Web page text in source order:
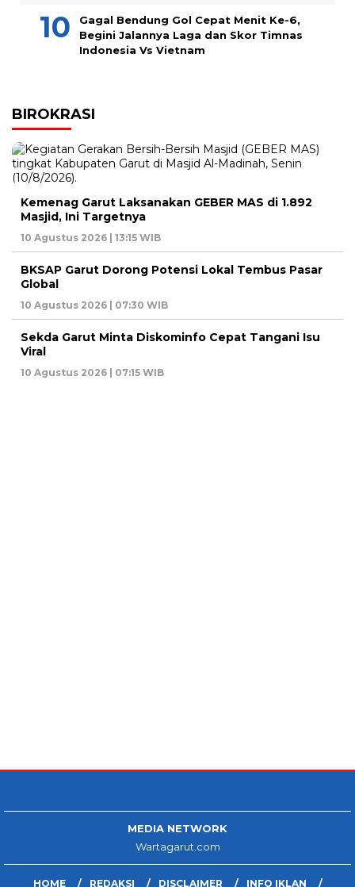
Gagal Bendung Gol Cepat Menit Ke-6,
Begini Jalannya Laga dan Skor Timnas
Indonesia Vs Vietnam
BIROKRASI
Kemenag Garut Laksanakan GEBER MAS di 1.892
Masjid, Ini Targetnya
10 Agustus 2026 | 13:15 WIB
BKSAP Garut Dorong Potensi Lokal Tembus Pasar
Global
10 Agustus 2026 | 07:30 WIB
Sekda Garut Minta Diskominfo Cepat Tangani Isu
Viral
10 Agustus 2026 | 07:15 WIB
MEDIA NETWORK
Wartagarut.com
HOME REDAKSI DISCLAIMER INFO IKLAN